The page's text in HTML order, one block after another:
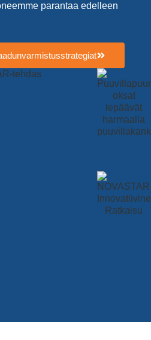
parantaa edelleen